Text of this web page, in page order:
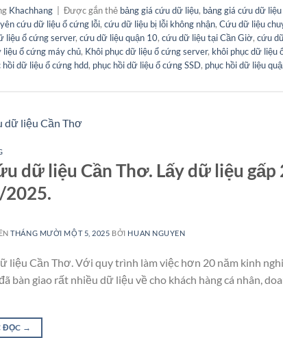
Khachhang Được gắn thẻ bảng giá cứu dữ liệu, bảng giá cứu dữ
cứu dữ liệu ổ cứng lỗi, cứu dữ liệu bị lỗi không nhận, Cứu dữ liệu
liệu ổ cứng server, cứu dữ liệu quận 10, cứu dữ liệu tại Cần Giờ, cứu
liệu ổ cứng máy chủ, Khôi phục dữ liệu ổ cứng server, khôi phục dữ liệu
hồi dữ liệu ổ cứng hdd, phục hồi dữ liệu ổ cứng SSD, phục hồi dữ liệu
dữ liệu Cần Thơ. Lấy dữ liệu gấp
THÁNG MƯỜI MỘT 5, 2025 BỞI HUAN NGUYEN
liệu Cần Thơ. Với quy trình làm việc hơn 20 năm kinh
bàn giao rất nhiều dữ liệu về cho khách hàng cá nhân,
ĐỌC →